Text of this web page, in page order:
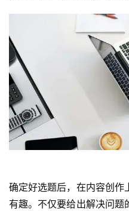
确定好选题后，在内容创作
有趣。不仅要给出解决问题